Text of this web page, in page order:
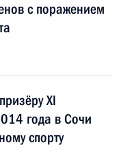
с поражением
XI
года в Сочи
спорту